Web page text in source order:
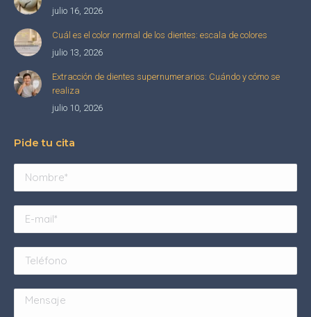
julio 16, 2026
Cuál es el color normal de los dientes: escala de colores
julio 13, 2026
Extracción de dientes supernumerarios: Cuándo y cómo se
realiza
julio 10, 2026
Pide tu cita